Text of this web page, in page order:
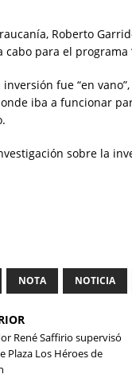
Roberto
para el programa
fue “en
iba a funcionar
sobre la
NOTA NOTICIA
René Saffirio supervisó
Plaza Los Héroes de